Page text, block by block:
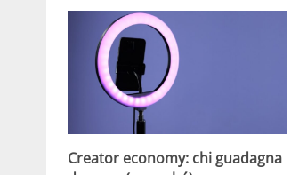
Creator economy: chi guadagna